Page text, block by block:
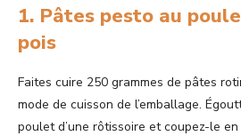
1. Pâtes pesto au
pois
Faites cuire 250 grammes de pâtes
mode de cuisson de l’emballage.
poulet d’une rôtissoire et coupez-le